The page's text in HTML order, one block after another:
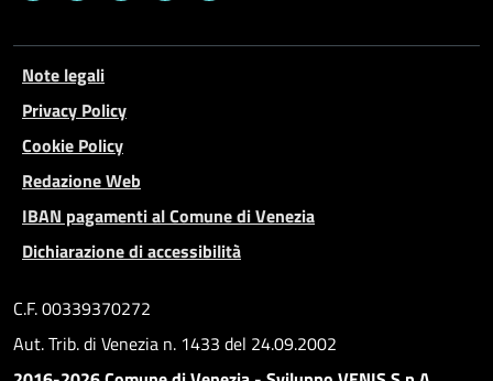
Note legali
Privacy Policy
Cookie Policy
Redazione Web
IBAN pagamenti al Comune di Venezia
Dichiarazione di accessibilità
C.F. 00339370272
Aut. Trib. di Venezia n. 1433 del 24.09.2002